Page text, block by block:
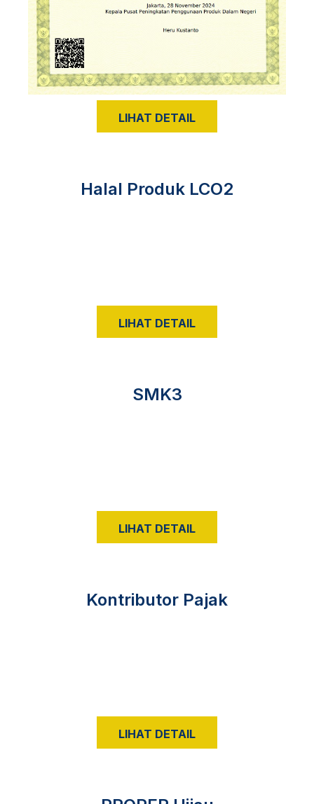
LIHAT DETAIL
Halal Produk LCO2
LIHAT DETAIL
SMK3
LIHAT DETAIL
Kontributor Pajak
LIHAT DETAIL